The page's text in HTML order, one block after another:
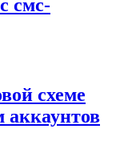
смс-
схеме
аккаунтов